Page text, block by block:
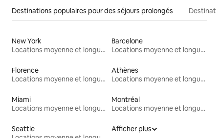
Destinations populaires pour des séjours prolongés
New York
Locations moyenne et longue durée
Barcelone
Locations moyenne et longue durée
Florence
Locations moyenne et longue durée
Athènes
Locations moyenne et longue durée
Miami
Locations moyenne et longue durée
Montréal
Locations moyenne et longue durée
Seattle
Afficher plus